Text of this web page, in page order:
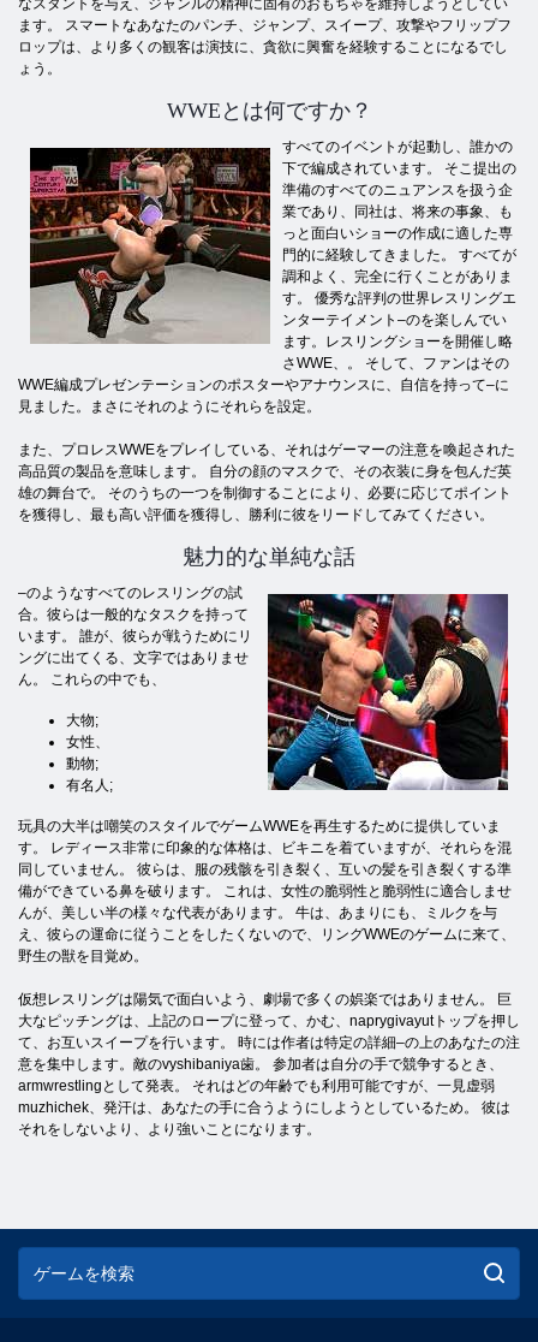
ます。 スマートなあなたのパンチ、ジャンプ、スイープ、攻撃やフリップフ
ロップは、より多くの観客は演技に、貪欲に興奮を経験することになるでし
ょう。
WWEとは何ですか？
すべてのイベントが起動し、誰かの
下で編成されています。 そこ提出の
準備のすべてのニュアンスを扱う企
業であり、同社は、将来の事​​象、も
っと面白いショーの作成に適した専
門的に経験してきました。 すべてが
調和よく、完全に行くことがありま
す。 優秀な評判の世界レスリングエ
ンターテイメント–のを楽しんでい
ます。レスリングショーを開催し略
さWWE、。 そして、ファンはその
WWE編成プレゼンテーションのポスターやアナウンスに、自信を持って–に
見ました。まさにそれのようにそれらを設定。
また、プロレスWWEをプレイしている、それはゲーマーの注意を喚起された
高品質の製品を意味します。 自分の顔のマスクで、その衣装に身を包んだ英
雄の舞台で。 そのうちの一つを制御することにより、必要に応じてポイント
を獲得し、最も高い評価を獲得し、勝利に彼をリードしてみてください。
魅力的な単純な話
–のようなすべてのレスリングの試
合。彼らは一般的なタスクを持って
います。 誰が、彼らが戦うためにリ
ングに出てくる、文字ではありませ
ん。 これらの中でも、
大物;
女性、
動物;
有名人;
玩具の大半は嘲笑のスタイルでゲームWWEを再生するために提供していま
す。 レディース非常に印象的な体格は、ビキニを着ていますが、それらを混
同していません。 彼らは、服の残骸を引き裂く、互いの髪を引き裂くする準
備ができている鼻を破ります。 これは、女性の脆弱性と脆弱性に適合しませ
んが、美しい半の様々な代表があります。 牛は、あまりにも、ミルクを与
え、彼らの運命に従うことをしたくないので、リングWWEのゲームに来て、
野生の獣を目覚め。
仮想レスリングは陽気で面白いよう、劇場で多くの娯楽ではありません。 巨
大なピッチングは、上記のロープに登って、かむ、naprygivayutトップを押し
て、お互いスイープを行います。 時には作者は特定の詳細–の上のあなたの注
意を集中します。敵のvyshibaniya歯。 参加者は自分の手で競争するとき、
armwrestlingとして発表。 それはどの年齢でも利用可能ですが、一見虚弱
muzhichek、発汗は、あなたの手に合うようにしようとしているため。 彼は
それをしないより、より強いことになります。